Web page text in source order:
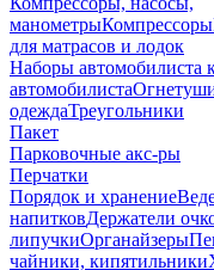
манометрыКомпрессоры
для матрасов и лодок
Наборы автомобилиста
автомобилиста
одеждаТреугольники
Пакет
Парковочные акс-ры
Перчатки
Порядок и хранение
напитковДержатели
липучкиОрганайзеры
чайники, кипятильники